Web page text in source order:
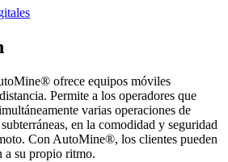
ofrece equipos móviles
Permite a los operadores que
varias operaciones de
en la comodidad y seguridad
Con AutoMine®, los clientes pueden
a su propio ritmo.